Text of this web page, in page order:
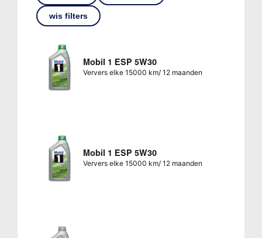
wis filters
Mobil 1 ESP 5W30
Ververs elke 15000 km/ 12 maanden
Mobil 1 ESP 5W30
Ververs elke 15000 km/ 12 maanden